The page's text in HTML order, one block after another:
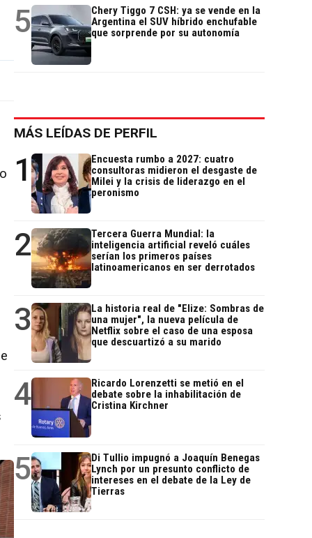
5
Chery Tiggo 7 CSH: ya se vende en la
Argentina el SUV híbrido enchufable
que sorprende por su autonomía
MÁS LEÍDAS DE PERFIL
1
Encuesta rumbo a 2027: cuatro
consultoras midieron el desgaste de
Milei y la crisis de liderazgo en el
peronismo
2
Tercera Guerra Mundial: la
inteligencia artificial reveló cuáles
serían los primeros países
latinoamericanos en ser derrotados
3
La historia real de "Elize: Sombras de
una mujer", la nueva película de
Netflix sobre el caso de una esposa
que descuartizó a su marido
4
Ricardo Lorenzetti se metió en el
debate sobre la inhabilitación de
Cristina Kirchner
5
Di Tullio impugnó a Joaquín Benegas
Lynch por un presunto conflicto de
intereses en el debate de la Ley de
Tierras